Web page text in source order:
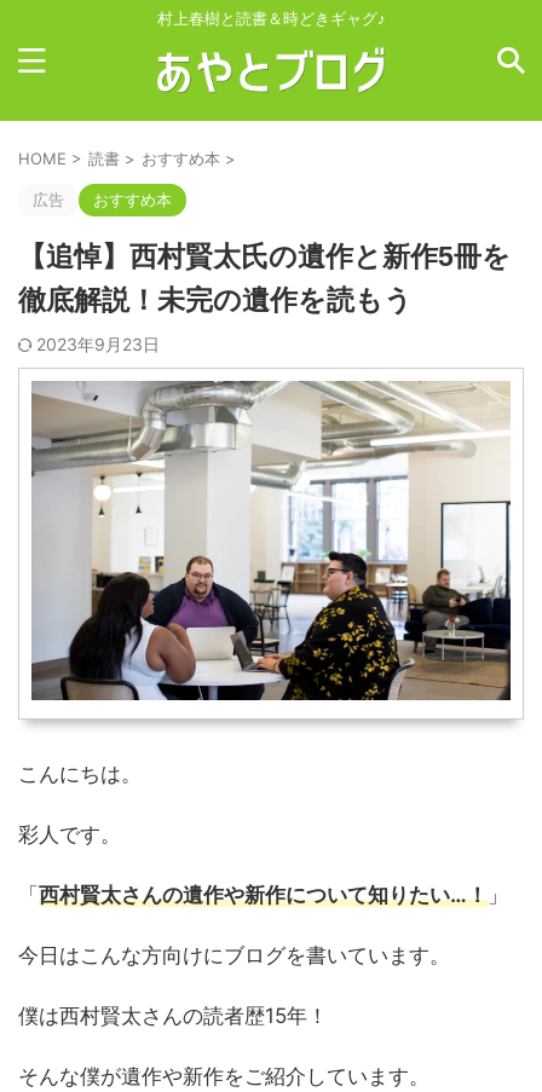
村上春樹と読書＆時どきギャグ♪
HOME > 読書 > おすすめ本 >
広告 おすすめ本
【追悼】西村賢太氏の遺作と新作5冊を
徹底解説！未完の遺作を読もう
2023年9月23日
こんにちは。
彩人です。
「西村賢太さんの遺作や新作について知りたい…！ 」
今日はこんな方向けにブログを書いています。
僕は西村賢太さんの読者歴15年！
そんな僕が遺作や新作をご紹介しています。